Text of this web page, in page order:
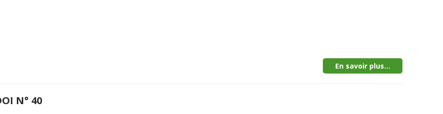
En savoir plus...
N° 40